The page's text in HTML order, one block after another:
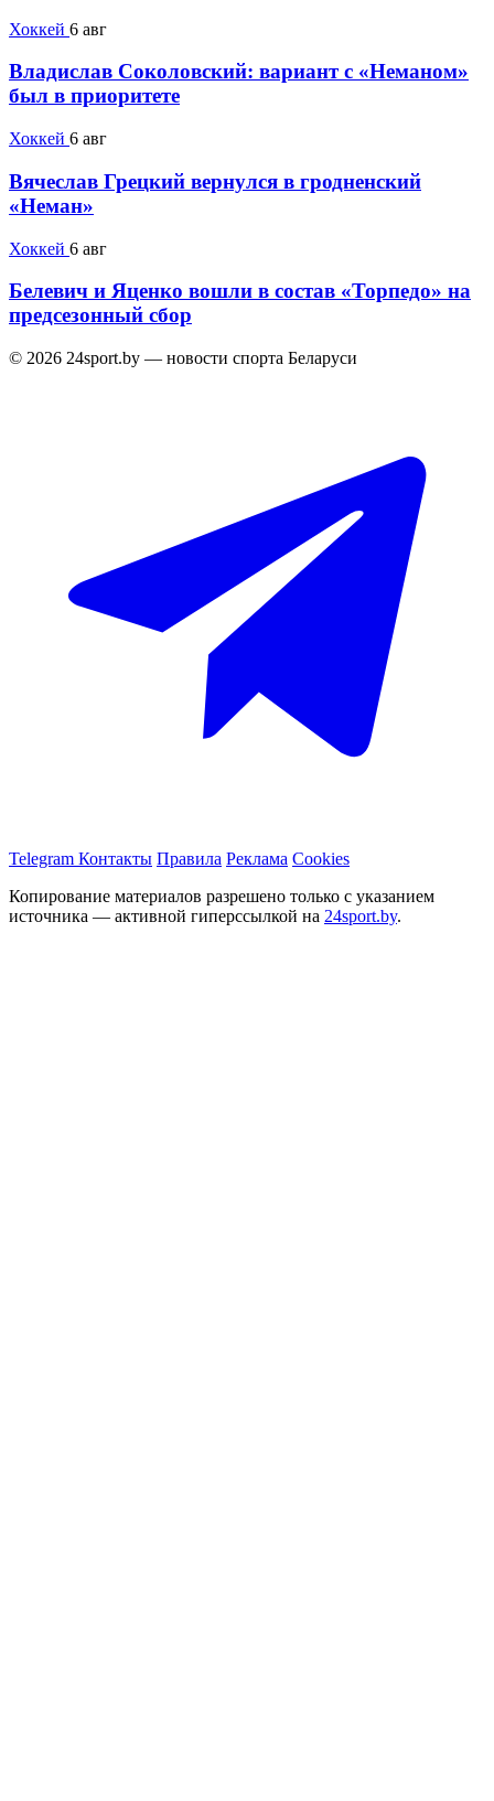
Хоккей 6 авг
Владислав Соколовский: вариант с «Неманом»
был в приоритете
Хоккей 6 авг
Вячеслав Грецкий вернулся в гродненский
«Неман»
Хоккей 6 авг
Белевич и Яценко вошли в состав «Торпедо» на
предсезонный сбор
© 2026 24sport.by — новости спорта Беларуси
Telegram Контакты Правила Реклама Cookies
Копирование материалов разрешено только с указанием
источника — активной гиперссылкой на 24sport.by.